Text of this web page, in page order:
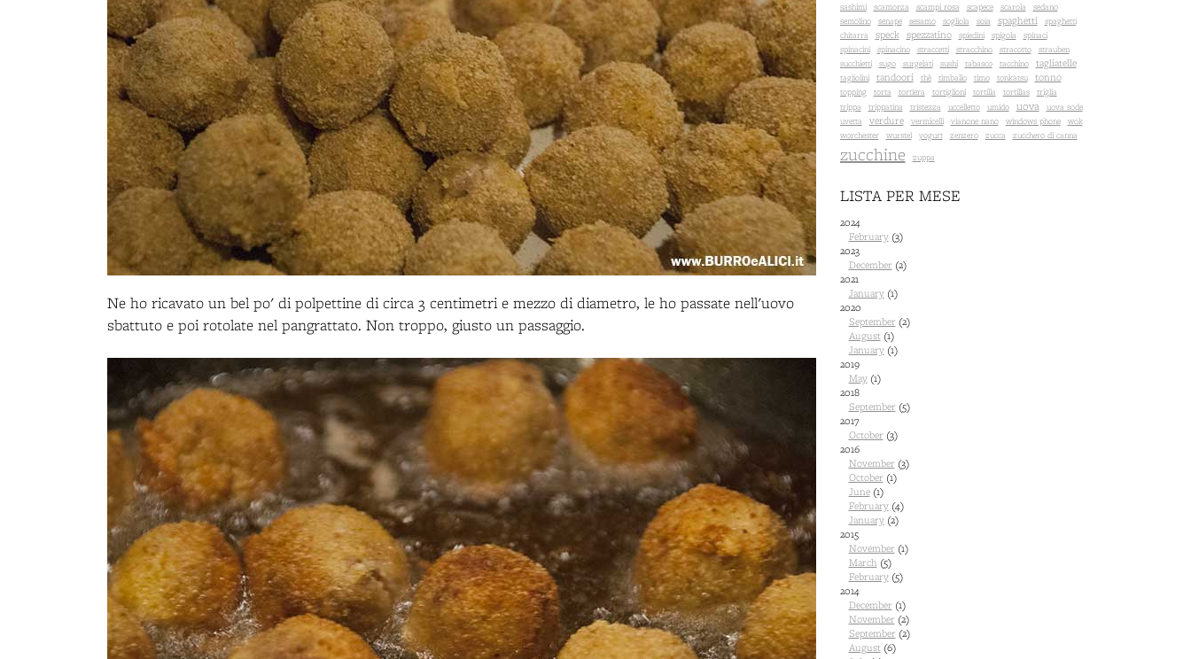
Ne ho ricavato un bel po' di polpettine di circa 3 centimetri e mezzo di diametro, le ho passate nell'uovo
sbattuto e poi rotolate nel pangrattato. Non troppo, giusto un passaggio.
sashimi
scamorza scampi rosa scapece scarola
sedano
semolino
senape sesamo sogliola soia spaghetti
spaghetti
chitarra
speck spezzatino spiedini spigola
spinaci
spinacini
spinacino straccetti stracchino stracotto
strauben
succhietti
sugo surgelati sushi tabasco tacchino tagliatelle
tagliolini tandoori thè timballo timo tonkatsu tonno
topping torta tortiera tortiglioni tortilla tortillas
triglia
trippa
trippatina tristezza uccelletto umido uova
uova sode
uvetta
verdure vermicelli vianone nano windows phone
wok
worchester
wurstel yogurt zenzero zucca zucchero di canna
zucchine zuppa
LISTA PER MESE
2024
February(3)
2023
December (2)
2021
January(1)
2020
September (2)
August(1)
January(1)
2019
May(1)
2018
September (5)
2017
October (3)
2016
November (3)
October (1)
June(1)
February(4)
January(2)
2015
November (1)
March (5)
February(5)
2014
December (1)
November (2)
September (2)
August(6)